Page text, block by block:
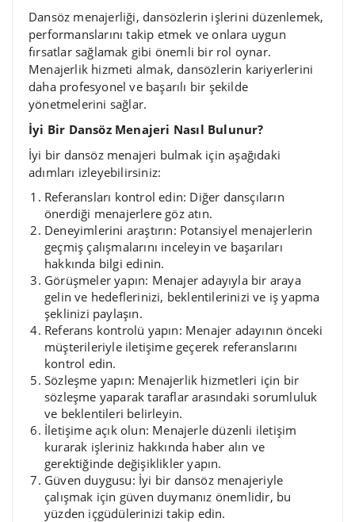
Dansöz menajerliği, dansözlerin işlerini düzenlemek,
performanslarını takip etmek ve onlara uygun
fırsatlar sağlamak gibi önemli bir rol oynar.
Menajerlik hizmeti almak, dansözlerin kariyerlerini
daha profesyonel ve başarılı bir şekilde
yönetmelerini sağlar.
İyi Bir Dansöz Menajeri Nasıl Bulunur?
İyi bir dansöz menajeri bulmak için aşağıdaki
adımları izleyebilirsiniz:
Referansları kontrol edin: Diğer dansçıların
önerdiği menajerlere göz atın.
Deneyimlerini araştırın: Potansiyel menajerlerin
geçmiş çalışmalarını inceleyin ve başarıları
hakkında bilgi edinin.
Görüşmeler yapın: Menajer adayıyla bir araya
gelin ve hedeflerinizi, beklentilerinizi ve iş yapma
şeklinizi paylaşın.
Referans kontrolü yapın: Menajer adayının önceki
müşterileriyle iletişime geçerek referanslarını
kontrol edin.
Sözleşme yapın: Menajerlik hizmetleri için bir
sözleşme yaparak taraflar arasındaki sorumluluk
ve beklentileri belirleyin.
İletişime açık olun: Menajerle düzenli iletişim
kurarak işleriniz hakkında haber alın ve
gerektiğinde değişiklikler yapın.
Güven duygusu: İyi bir dansöz menajeriyle
çalışmak için güven duymanız önemlidir, bu
yüzden içgüdülerinizi takip edin.